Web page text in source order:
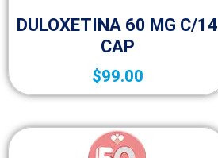
DULOXETINA 60 MG C/14
CAP
$99.00